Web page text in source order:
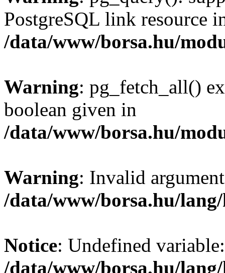
PostgreSQL link resource
/data/www/borsa.hu/
Warning: pg_fetch_all()
boolean given in
/data/www/borsa.hu/
Warning: Invalid
/data/www/borsa.hu/
Notice: Undefined
/data/www/borsa.hu/